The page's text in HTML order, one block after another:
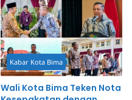
Kabar Kota Bima
Wali Kota Bima Teken Nota